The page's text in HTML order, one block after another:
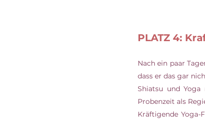
PLATZ 4:
Nach ein paar
dass er das gar
Shiatsu und
Probenzeit als
Kräftigende Yoga-